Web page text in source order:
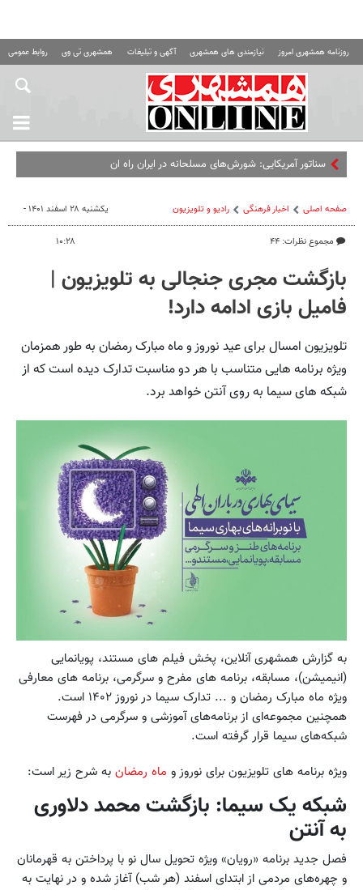
روزنامه همشهری امروز نیازمندی های همشهری آگهی و تبلیغات همشهری تی وی روابط عمومی
سناتور آمریکایی: شورش‌های مسلحانه در ایران راه اندازی کنید!
صفحه اصلی اخبار فرهنگی رادیو و تلویزیون
مجموع نظرات: ۴۴
یکشنبه ۲۸ اسفند ۱۴۰۱ -
۱۰:۲۸
بازگشت مجری جنجالی به تلویزیون |
فامیل بازی ادامه دارد!
تلویزیون امسال برای عید نوروز و ماه مبارک رمضان به طور همزمان
ویژه برنامه هایی متناسب با هر دو مناسبت تدارک دیده است که از
شبکه های سیما به روی آنتن خواهد برد.
به گزارش همشهری آنلاین، پخش فیلم های مستند، پویانمایی
(انیمیشن)، مسابقه، برنامه های مفرح و سرگرمی، برنامه های معارفی
ویژه ماه مبارک رمضان و ... تدارک سیما در نوروز ۱۴۰۲ است.
همچنین مجموعه‌ای از برنامه‌های آموزشی و سرگرمی در فهرست
شبکه‌های سیما قرار گرفته است.
ویژه برنامه های تلویزیون برای نوروز و ماه رمضان به شرح زیر است:
شبکه یک سیما: بازگشت محمد دلاوری
به آنتن
فصل جدید برنامه «رویان» ویژه تحویل سال نو با پرداختن به قهرمانان
و چهره‌های مردمی از ابتدای اسفند (هر شب) آغاز شده و در نهایت به